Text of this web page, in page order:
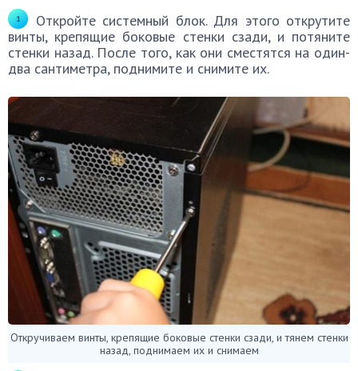
Откройте системный блок. Для этого открутите
винты, крепящие боковые стенки сзади, и потяните
стенки назад. После того, как они сместятся на один-
два сантиметра, поднимите и снимите их.
Откручиваем винты, крепящие боковые стенки сзади, и тянем стенки
назад, поднимаем их и снимаем